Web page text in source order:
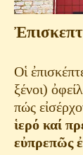
Οἱ
ξένοι)
πώς
ἱερό καί
εὐπρεπῶς